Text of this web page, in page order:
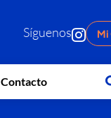
Síguenos Mi
Contacto